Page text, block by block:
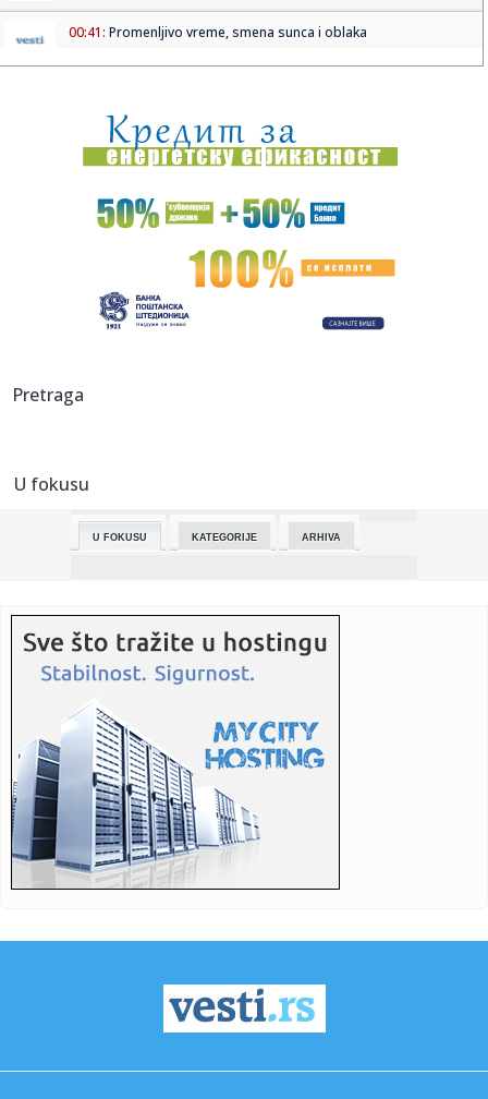
00:41: Promenljivo vreme, smena sunca i oblaka
00:28:Kia K4 Sportswagon
00:17:Saslušan muškarac koji je majci pretio ubistvom! Horor kod
Šap...
Ludnica za Ekspo 2027! Više od 5.000 ljudi pohrlilo da bude
23:51:Bratina: Kineska kultura predstavlja važan most saradnje i
odigrao neve...
23:42:
23:42:
Emeri doktorirao Ligu Evrope: Aston Vila sa 3:0 razbila
23:42:Jednostavna tehnika naučnika s Harvarda usporava puls i
snižava...
23:42:Jagode će biti duplo krupnije: U maju im dodajte jedan
sastojak
23:42:Narodna skupština RS usvojila izmjene Zakona o pravima
boraca
23:42:Najveće banke Bliskog istoka i Afrike: Gigant iz Emirata
prestig...
Kuba grmi posle optužnice protiv Kastra: "Sramna
provokacija SAD...
23:28:Klupko se odmotava: Evo koliko su članovi moldavskog
Pretraga
U fokusu
U FOKUSU KATEGORIJE ARHIVA